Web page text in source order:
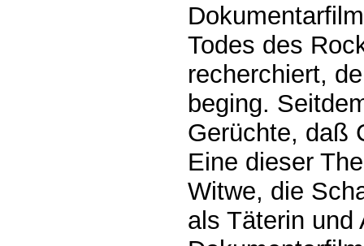
Todes des
recherchiert,
beging.
Gerüchte, daß
Eine dieser
Witwe, die
als Täterin und